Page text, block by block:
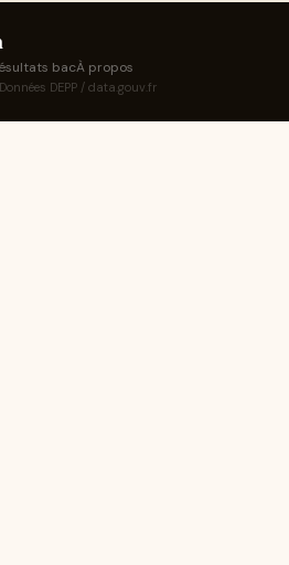
bacÀ propos
DEPP / data.gouv.fr